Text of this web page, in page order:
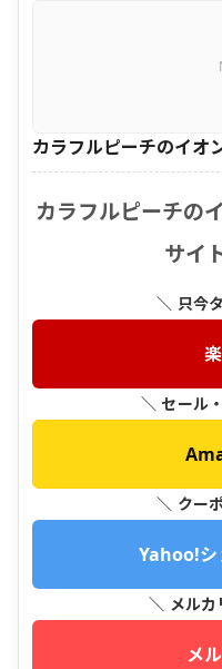
カラフルピーチのイオ
カラフルピーチの
サイ
＼ 只今
＼ セール
＼ クー
Yahoo!シ
＼ メルカ
メ